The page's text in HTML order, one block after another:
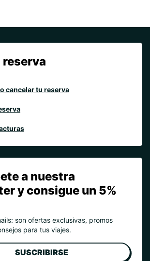
reserva
cancelar tu reserva
a nuestra
y consigue un 5%
son ofertas exclusivas, promos
para tus viajes.
SUSCRIBIRSE